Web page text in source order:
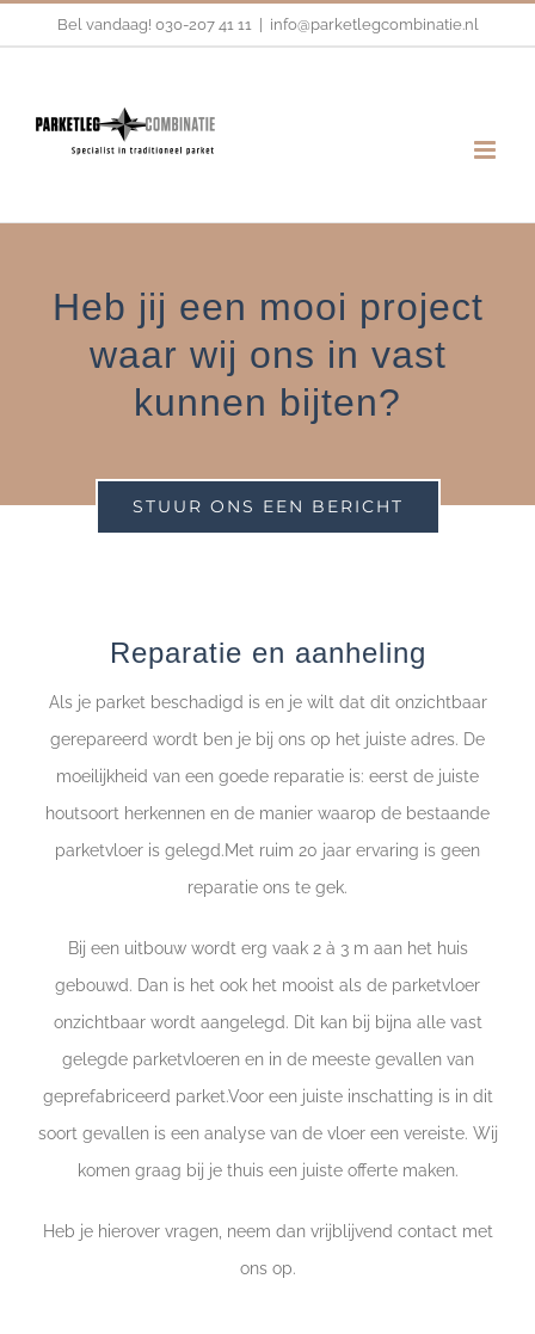
naar
Bel vandaag! 030-207 41 11 info@parketlegcombinatie.nl
Heb jij een mooi project
waar wij ons in vast
kunnen bijten?
STUUR ONS EEN BERICHT
Reparatie en aanheling
Als je parket beschadigd is en je wilt dat dit onzichtbaar
gerepareerd wordt ben je bij ons op het juiste adres. De
moeilijkheid van een goede reparatie is: eerst de juiste
houtsoort herkennen en de manier waarop de bestaande
parketvloer is gelegd.Met ruim 20 jaar ervaring is geen
reparatie ons te gek.
Bij een uitbouw wordt erg vaak 2 à 3 m aan het huis
gebouwd. Dan is het ook het mooist als de parketvloer
onzichtbaar wordt aangelegd. Dit kan bij bijna alle vast
gelegde parketvloeren en in de meeste gevallen van
geprefabriceerd parket.Voor een juiste inschatting is in dit
soort gevallen is een analyse van de vloer een vereiste. Wij
komen graag bij je thuis een juiste offerte maken.
Heb je hierover vragen, neem dan vrijblijvend contact met
ons op.